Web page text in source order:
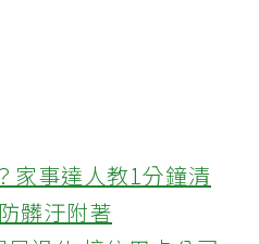
家事達人教1分鐘清
髒汙附著